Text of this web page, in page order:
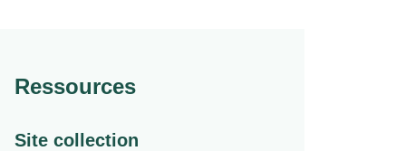
Ressources
Site collection